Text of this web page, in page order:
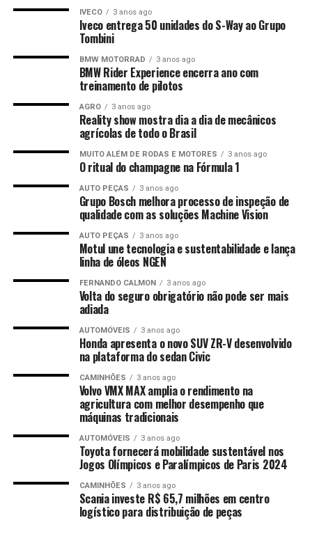
IVECO 3 anos ago
Iveco entrega 50 unidades do S-Way ao Grupo
Tombini
BMW MOTORRAD 3 anos ago
BMW Rider Experience encerra ano com
treinamento de pilotos
AGRO 3 anos ago
Reality show mostra dia a dia de mecânicos
agrícolas de todo o Brasil
MUITO ALÉM DE RODAS E MOTORES 3 anos ago
O ritual do champagne na Fórmula 1
AUTO PEÇAS 3 anos ago
Grupo Bosch melhora processo de inspeção de
qualidade com as soluções Machine Vision
AUTO PEÇAS 3 anos ago
Motul une tecnologia e sustentabilidade e lança
linha de óleos NGEN
FERNANDO CALMON 3 anos ago
Volta do seguro obrigatório não pode ser mais
adiada
AUTOMÓVEIS 3 anos ago
Honda apresenta o novo SUV ZR-V desenvolvido
na plataforma do sedan Civic
CAMINHÕES 3 anos ago
Volvo VMX MAX amplia o rendimento na
agricultura com melhor desempenho que
máquinas tradicionais
AUTOMÓVEIS 3 anos ago
Toyota fornecerá mobilidade sustentável nos
Jogos Olímpicos e Paralímpicos de Paris 2024
CAMINHÕES 3 anos ago
Scania investe R$ 65,7 milhões em centro
logístico para distribuição de peças